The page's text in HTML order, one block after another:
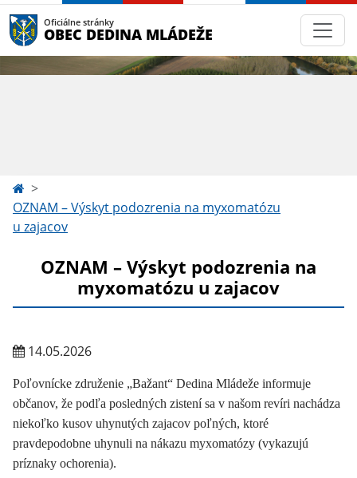
Oficiálne stránky
OBEC DEDINA MLÁDEŽE
OZNAM – Výskyt podozrenia na myxomatózu
u zajacov
OZNAM – Výskyt podozrenia na
myxomatózu u zajacov
14.05.2026
Poľovnícke združenie „Bažant“ Dedina Mládeže informuje
občanov, že podľa posledných zistení sa v našom revíri nachádza
niekoľko kusov uhynutých zajacov poľných, ktoré
pravdepodobne uhynuli na nákazu myxomatózy (vykazujú
príznaky ochorenia).